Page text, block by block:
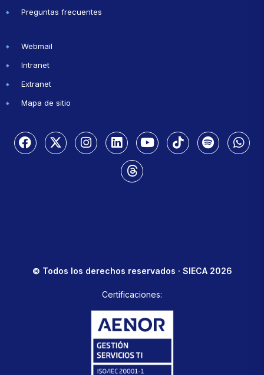
Preguntas frecuentes
Webmail
Intranet
Extranet
Mapa de sitio
© Todos los derechos reservados · SIECA 2026
Certificaciones: